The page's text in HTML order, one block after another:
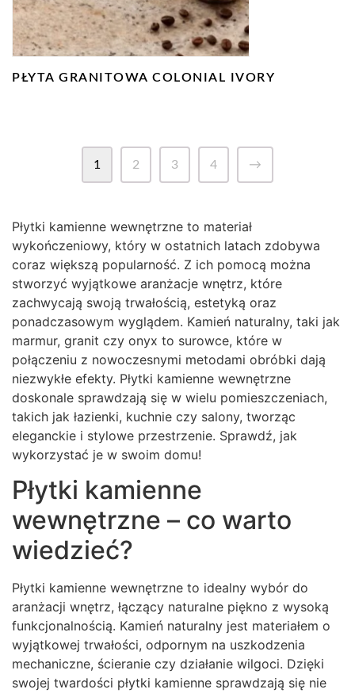
PŁYTA GRANITOWA COLONIAL IVORY
1 2 3 4 →
Płytki kamienne wewnętrzne to materiał
wykończeniowy, który w ostatnich latach zdobywa
coraz większą popularność. Z ich pomocą można
stworzyć wyjątkowe aranżacje wnętrz, które
zachwycają swoją trwałością, estetyką oraz
ponadczasowym wyglądem. Kamień naturalny, taki jak
marmur, granit czy onyx to surowce, które w
połączeniu z nowoczesnymi metodami obróbki dają
niezwykłe efekty. Płytki kamienne wewnętrzne
doskonale sprawdzają się w wielu pomieszczeniach,
takich jak łazienki, kuchnie czy salony, tworząc
eleganckie i stylowe przestrzenie. Sprawdź, jak
wykorzystać je w swoim domu!
Płytki kamienne
wewnętrzne – co warto
wiedzieć?
Płytki kamienne wewnętrzne to idealny wybór do
aranżacji wnętrz, łączący naturalne piękno z wysoką
funkcjonalnością. Kamień naturalny jest materiałem o
wyjątkowej trwałości, odpornym na uszkodzenia
mechaniczne, ścieranie czy działanie wilgoci. Dzięki
swojej twardości płytki kamienne sprawdzają się nie